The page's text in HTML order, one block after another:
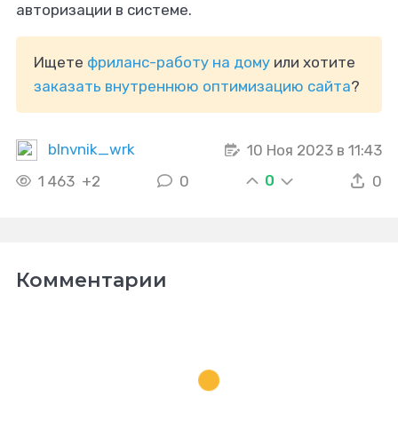
авторизации в системе.
Ищете фриланс-работу на дому или хотите
заказать внутреннюю оптимизацию сайта?
blnvnik_wrk
10 Ноя 2023 в 11:43
1 463 +2 0 0 0
Комментарии